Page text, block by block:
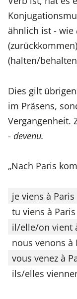
ähnlich ist - wie
(halten/
Dies gilt
im Präsens,
Vergangenheit.
- devenu.
„Nach Paris
je viens à Paris
tu viens à Paris
il/elle/on vient
nous venons à
vous venez à
ils/elles